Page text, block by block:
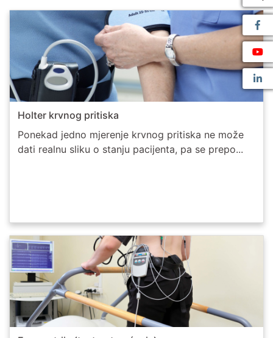
Holter krvnog pritiska
Ponekad jedno mjerenje krvnog pritiska ne može
dati realnu sliku o stanju pacijenta, pa se prepo...